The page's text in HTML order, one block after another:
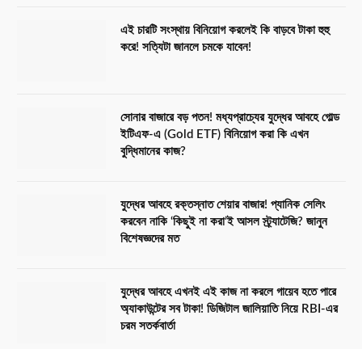
এই চারটি সংস্থায় বিনিয়োগ করলেই কি বাড়বে টাকা হুহু
করে! সত্যিটা জানলে চমকে যাবেন!
সোনার বাজারে বড় পতন! মধ্যপ্রাচ্যের যুদ্ধের আবহে গোল্ড
ইটিএফ-এ (Gold ETF) বিনিয়োগ করা কি এখন
বুদ্ধিমানের কাজ?
যুদ্ধের আবহে রক্তস্নাত শেয়ার বাজার! প্যানিক সেলিং
করবেন নাকি ‘কিছুই না করা’ই আসল স্ট্র্যাটেজি? জানুন
বিশেষজ্ঞদের মত
যুদ্ধের আবহে এখনই এই কাজ না করলে গায়েব হতে পারে
অ্যাকাউন্টের সব টাকা! ডিজিটাল জালিয়াতি নিয়ে RBI-এর
চরম সতর্কবার্তা